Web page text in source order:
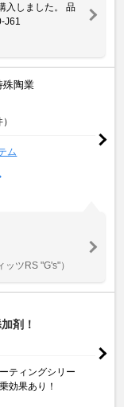
入しました。 品
J61
殊陶業
ム
ッツRS "G's"）
剤！
ティングシリー
効果あり！